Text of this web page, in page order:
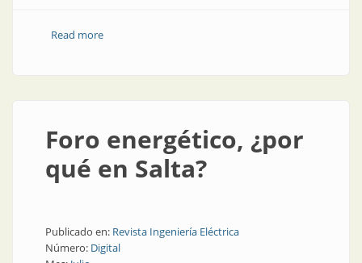
Read moreabout Nos vemos en BIEL
Foro energético, ¿por
qué en Salta?
Publicado en: Revista Ingeniería Eléctrica
Número: Digital